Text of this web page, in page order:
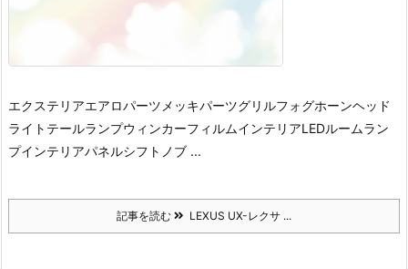
エクステリアエアロパーツ メッキパーツグリルフォグホーンヘッド
ライト テールランプウィンカーフィルムインテリアLEDルームラン
プインテリアパネルシフトノブ ...
記事を読む LEXUS UX-レクサ ...